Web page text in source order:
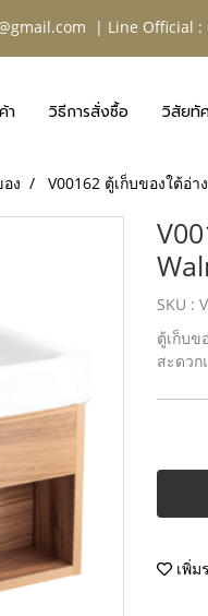
| Line Official :
า วิธีการสั่งซื้อ วิสัยทั
ง V00162 ตู้เก็บของใต้อ่
SKU :
ตู้เก็บข
สะดวก
เพิ่ม